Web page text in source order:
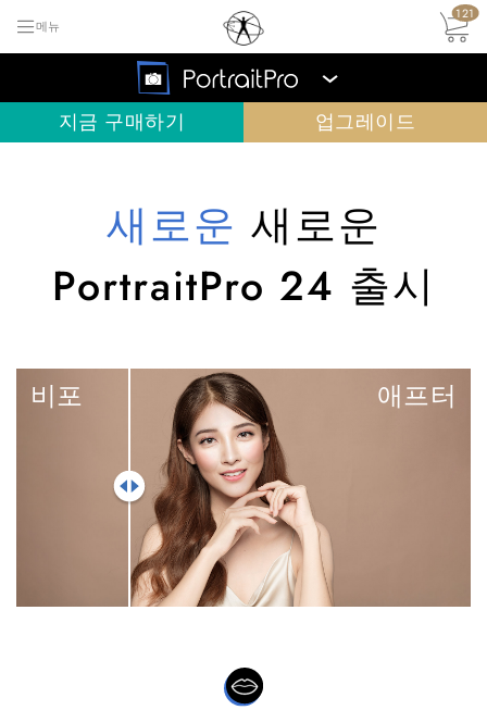
메뉴
121
›
지금 구매하기 업그레이드
새로운 새로운
PortraitPro 24 출시
비포 애프터